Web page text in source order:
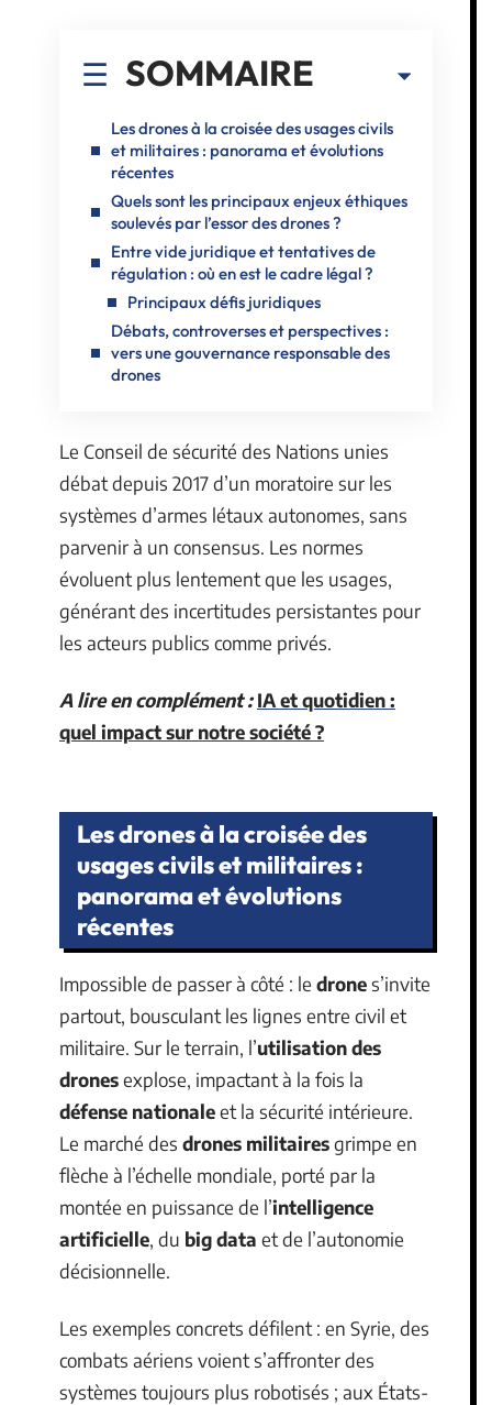
SOMMAIRE
Les drones à la croisée des usages civils
et militaires : panorama et évolutions
récentes
Quels sont les principaux enjeux éthiques
soulevés par l’essor des drones ?
Entre vide juridique et tentatives de
régulation : où en est le cadre légal ?
Principaux défis juridiques
Débats, controverses et perspectives :
vers une gouvernance responsable des
drones
Le Conseil de sécurité des Nations unies
débat depuis 2017 d’un moratoire sur les
systèmes d’armes létaux autonomes, sans
parvenir à un consensus. Les normes
évoluent plus lentement que les usages,
générant des incertitudes persistantes pour
les acteurs publics comme privés.
A lire en complément : IA et quotidien :
quel impact sur notre société ?
Les drones à la croisée des
usages civils et militaires :
panorama et évolutions
récentes
Impossible de passer à côté : le drones’invite
partout, bousculant les lignes entre civil et
militaire. Sur le terrain, l’utilisation des
dronesexplose, impactant à la fois la
défense nationaleet la sécurité intérieure.
Le marché des drones militairesgrimpe en
flèche à l’échelle mondiale, porté par la
montée en puissance de l’intelligence
artificielle, du big data et de l’autonomie
décisionnelle.
Les exemples concrets défilent : en Syrie, des
combats aériens voient s’affronter des
systèmes toujours plus robotisés ; aux États-